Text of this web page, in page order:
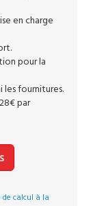
en charge
pour la
les fournitures.
par
calcul à la